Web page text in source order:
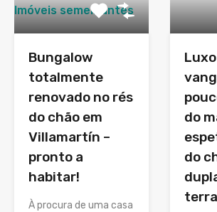
Imóveis semelhantes
Bungalow
totalmente
renovado no rés
do chão em
Villamartín –
pronto a
habitar!
À procura de uma casa
do
do